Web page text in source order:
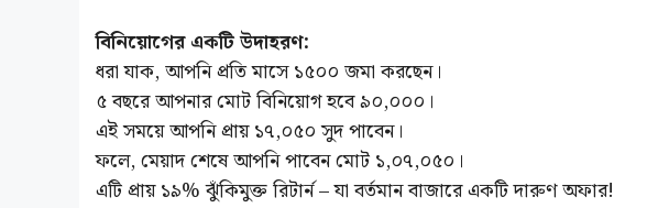
বিনিয়োগের একটি উদাহরণ:
ধরা যাক, আপনি প্রতি মাসে ১৫০০ জমা করছেন।
৫ বছরে আপনার মোট বিনিয়োগ হবে ৯০,০০০।
এই সময়ে আপনি প্রায় ১৭,০৫০ সুদ পাবেন।
ফলে, মেয়াদ শেষে আপনি পাবেন মোট ১,০৭,০৫০।
এটি প্রায় ১৯% ঝুঁকিমুক্ত রিটার্ন – যা বর্তমান বাজারে একটি দারুণ অফার!